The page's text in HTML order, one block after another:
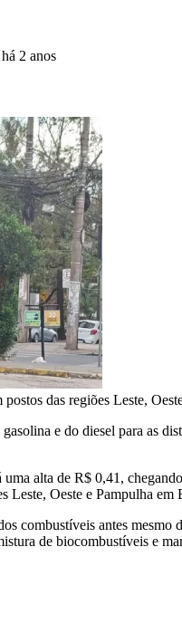
há 2 anos
das regiões Leste,
e do diesel para as
alta de R$ 0,41,
Leste, Oeste e Pampulha em
combustíveis antes
de biocombustíveis e